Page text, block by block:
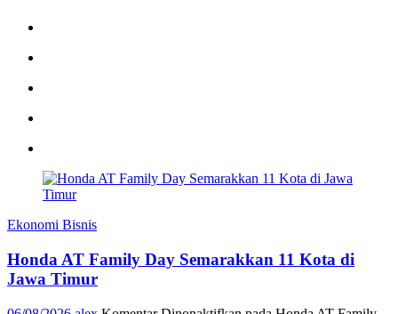
Ekonomi Bisnis
Honda AT Family Day Semarakkan 11 Kota di
Jawa Timur